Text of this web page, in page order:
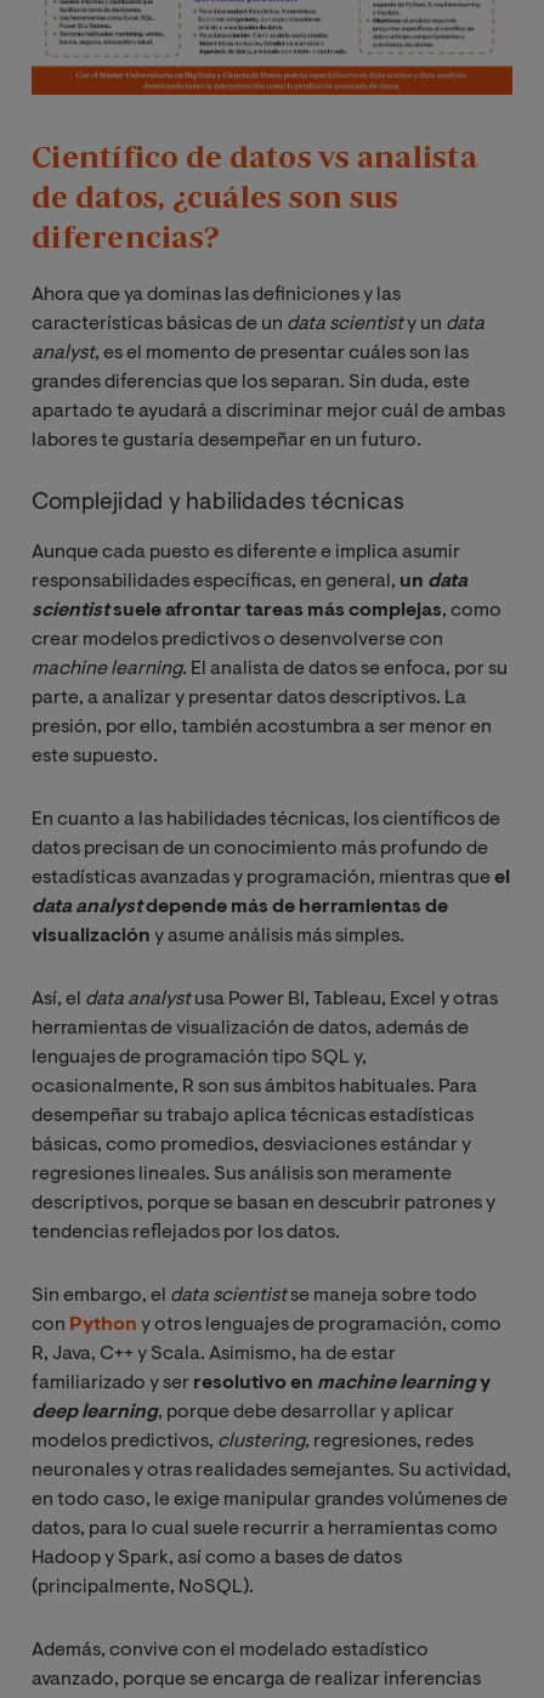
Científico de datos vs analista
de datos, ¿cuáles son sus
diferencias?
Ahora que ya dominas las definiciones y las
características básicas de un data scientisty un data
analyst, es el momento de presentar cuáles son las
grandes diferencias que los separan. Sin duda, este
apartado te ayudará a discriminar mejor cuál de ambas
labores te gustaría desempeñar en un futuro.
Complejidad y habilidades técnicas
Aunque cada puesto es diferente e implica asumir
responsabilidades específicas, en general, un data
scientistsuele afrontar tareas más complejas, como
crear modelos predictivos o desenvolverse con
machine learning. El analista de datos se enfoca, por su
parte, a analizar y presentar datos descriptivos. La
presión, por ello, también acostumbra a ser menor en
este supuesto.
En cuanto a las habilidades técnicas, los científicos de
datos precisan de un conocimiento más profundo de
estadísticas avanzadas y programación, mientras queel
data analystdepende más de herramientas de
visualización y asume análisis más simples.
Así, el data analystusa Power BI, Tableau, Excel y otras
herramientas de visualización de datos, además de
lenguajes de programación tipo SQL y,
ocasionalmente, R son sus ámbitos habituales. Para
desempeñar su trabajo aplica técnicas estadísticas
básicas, como promedios, desviaciones estándar y
regresiones lineales. Sus análisis son meramente
descriptivos, porque se basan en descubrir patrones y
tendencias reflejados por los datos.
Sin embargo, el data scientistse maneja sobre todo
con Python y otros lenguajes de programación, como
R, Java, C++ y Scala. Asimismo, ha de estar
familiarizado y ser resolutivo en machine learningy
deep learning, porque debe desarrollar y aplicar
modelos predictivos, clustering, regresiones, redes
neuronales y otras realidades semejantes. Su actividad,
en todo caso, le exige manipular grandes volúmenes de
datos, para lo cual suele recurrir a herramientas como
Hadoop y Spark, así como a bases de datos
(principalmente, NoSQL).
Además, convive con el modelado estadístico
avanzado, porque se encarga de realizar inferencias